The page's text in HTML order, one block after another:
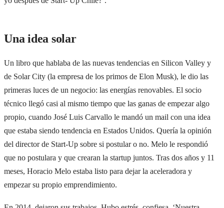
Una idea solar
Un libro que hablaba de las nuevas tendencias en Silicon Valley y
de Solar City (la empresa de los primos de Elon Musk), le dio las
primeras luces de un negocio: las energías renovables. El socio
técnico llegó casi al mismo tiempo que las ganas de empezar algo
propio, cuando José Luis Carvallo le mandó un mail con una idea
que estaba siendo tendencia en Estados Unidos. Quería la opinión
del director de Start-Up sobre si postular o no. Melo le respondió
que no postulara y que crearan la startup juntos. Tras dos años y 11
meses, Horacio Melo estaba listo para dejar la aceleradora y
empezar su propio emprendimiento.